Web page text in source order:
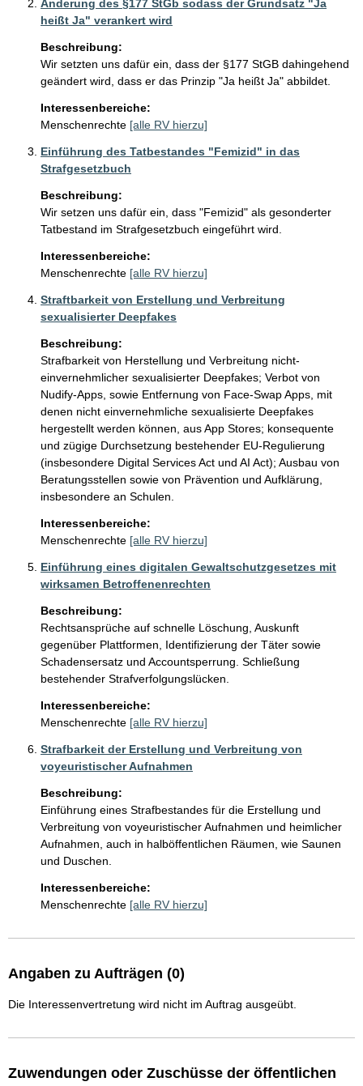
Änderung des §177 StGb sodass der Grundsatz "Ja
heißt Ja" verankert wird
Beschreibung:
Wir setzten uns dafür ein, dass der §177 StGB dahingehend
geändert wird, dass er das Prinzip "Ja heißt Ja" abbildet.
Interessenbereiche:
Menschenrechte [alle RV hierzu]
Einführung des Tatbestandes "Femizid" in das
Strafgesetzbuch
Beschreibung:
Wir setzen uns dafür ein, dass "Femizid" als gesonderter
Tatbestand im Strafgesetzbuch eingeführt wird.
Interessenbereiche:
Menschenrechte [alle RV hierzu]
Straftbarkeit von Erstellung und Verbreitung
sexualisierter Deepfakes
Beschreibung:
Strafbarkeit von Herstellung und Verbreitung nicht-
einvernehmlicher sexualisierter Deepfakes; Verbot von
Nudify-Apps, sowie Entfernung von Face-Swap Apps, mit
denen nicht einvernehmliche sexualisierte Deepfakes
hergestellt werden können, aus App Stores; konsequente
und zügige Durchsetzung bestehender EU-Regulierung
(insbesondere Digital Services Act und AI Act); Ausbau von
Beratungsstellen sowie von Prävention und Aufklärung,
insbesondere an Schulen.
Interessenbereiche:
Menschenrechte [alle RV hierzu]
Einführung eines digitalen Gewaltschutzgesetzes mit
wirksamen Betroffenenrechten
Beschreibung:
Rechtsansprüche auf schnelle Löschung, Auskunft
gegenüber Plattformen, Identifizierung der Täter sowie
Schadensersatz und Accountsperrung. Schließung
bestehender Strafverfolgungslücken.
Interessenbereiche:
Menschenrechte [alle RV hierzu]
Strafbarkeit der Erstellung und Verbreitung von
voyeuristischer Aufnahmen
Beschreibung:
Einführung eines Strafbestandes für die Erstellung und
Verbreitung von voyeuristischer Aufnahmen und heimlicher
Aufnahmen, auch in halböffentlichen Räumen, wie Saunen
und Duschen.
Interessenbereiche:
Menschenrechte [alle RV hierzu]
Angaben zu Aufträgen (0)
Die Interessenvertretung wird nicht im Auftrag ausgeübt.
Zuwendungen oder Zuschüsse der öffentlichen